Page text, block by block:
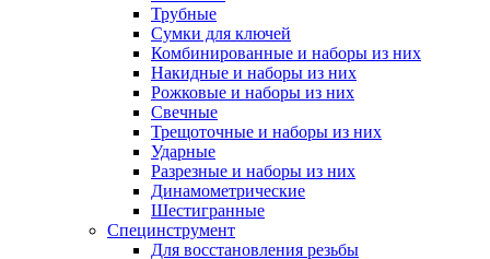
Трубные
Сумки для ключей
Комбинированные и наборы из них
Накидные и наборы из них
Рожковые и наборы из них
Свечные
Трещоточные и наборы из них
Ударные
Разрезные и наборы из них
Динамометрические
Шестигранные
Специнструмент
Для восстановления резьбы